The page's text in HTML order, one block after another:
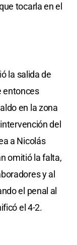
tocarla en el
la salida de
entonces
en la zona
del
a Nicolás
omitió la falta,
y al
el penal al
el 4-2.